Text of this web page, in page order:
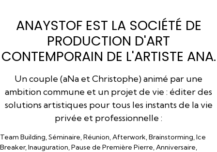
ANAYSTOF EST LA SOCIÉTÉ DE
PRODUCTION D'ART
CONTEMPORAIN DE L'ARTISTE ANA.
Un couple (aNa et Christophe) animé par une
ambition commune et un projet de vie : éditer des
solutions artistiques pour tous les instants de la vie
privée et professionnelle :
Team Building, Séminaire, Réunion, Afterwork, Brainstorming, Ice
Breaker, Inauguration, Pause de Première Pierre, Anniversaire,